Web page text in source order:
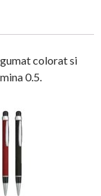
colorat si
0.5.